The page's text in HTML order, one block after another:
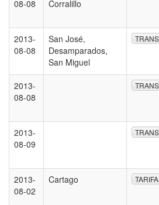
08-08
Corralillo
2013-
08-08
San José,
Desamparados,
San Miguel
2013-
08-08
2013-
08-09
2013-
08-02
Cartago